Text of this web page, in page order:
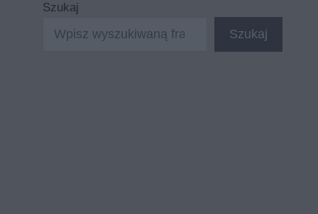
Szukaj
Szukaj